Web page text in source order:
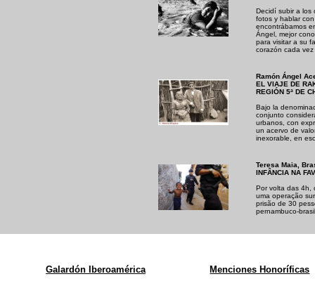
Decidí subir a los
fotos y hablar
encontrábamos
Ángel, mejor
para visitar a su
corazón cada
Ramón Ángel
EL VIAJE DE
REGIÓN 5ª DE
Bajo la
conjunto
urbanos, con
un acervo de
inexorable, en
Teresa Maia,
INFÂNCIA NA
Por volta das 4h,
uma operação
prisão de 30
pernambuco-
Galardón Iberoamérica Menciones Honoríficas